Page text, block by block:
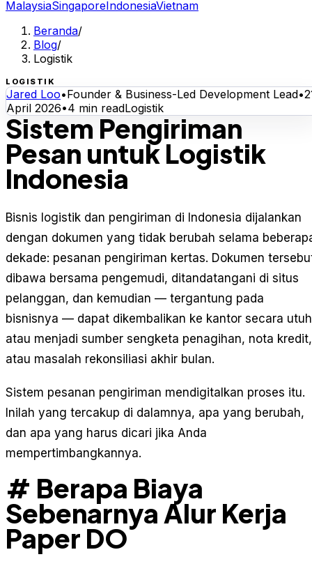
MalaysiaSingaporeIndonesiaVietnam
Beranda/
Blog/
Logistik
LOGISTIK
Jared Loo•Founder & Business-Led Development Lead•
April 2026•4 min readLogistik
Sistem Pengiriman
Pesan untuk Logistik
Indonesia
Bisnis logistik dan pengiriman di Indonesia dijalankan
dengan dokumen yang tidak berubah selama
dekade: pesanan pengiriman kertas. Dokumen
dibawa bersama pengemudi, ditandatangani di situs
pelanggan, dan kemudian — tergantung pada
bisnisnya — dapat dikembalikan ke kantor secara utuh
atau menjadi sumber sengketa penagihan, nota kredit,
atau masalah rekonsiliasi akhir bulan.
Sistem pesanan pengiriman mendigitalkan proses itu.
Inilah yang tercakup di dalamnya, apa yang berubah,
dan apa yang harus dicari jika Anda
mempertimbangkannya.
# Berapa Biaya
Sebenarnya Alur Kerja
Paper DO